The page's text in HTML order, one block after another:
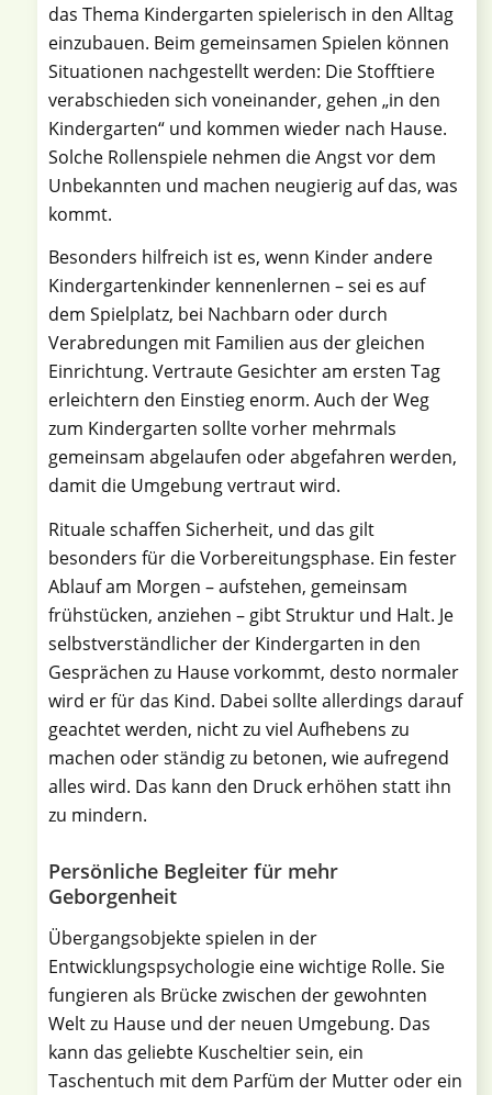
das Thema Kindergarten spielerisch in den Alltag
einzubauen. Beim gemeinsamen Spielen können
Situationen nachgestellt werden: Die Stofftiere
verabschieden sich voneinander, gehen „in den
Kindergarten“ und kommen wieder nach Hause.
Solche Rollenspiele nehmen die Angst vor dem
Unbekannten und machen neugierig auf das, was
kommt.
Besonders hilfreich ist es, wenn Kinder andere
Kindergartenkinder kennenlernen – sei es auf
dem Spielplatz, bei Nachbarn oder durch
Verabredungen mit Familien aus der gleichen
Einrichtung. Vertraute Gesichter am ersten Tag
erleichtern den Einstieg enorm. Auch der Weg
zum Kindergarten sollte vorher mehrmals
gemeinsam abgelaufen oder abgefahren werden,
damit die Umgebung vertraut wird.
Rituale schaffen Sicherheit, und das gilt
besonders für die Vorbereitungsphase. Ein fester
Ablauf am Morgen – aufstehen, gemeinsam
frühstücken, anziehen – gibt Struktur und Halt. Je
selbstverständlicher der Kindergarten in den
Gesprächen zu Hause vorkommt, desto normaler
wird er für das Kind. Dabei sollte allerdings darauf
geachtet werden, nicht zu viel Aufhebens zu
machen oder ständig zu betonen, wie aufregend
alles wird. Das kann den Druck erhöhen statt ihn
zu mindern.
Persönliche Begleiter für mehr
Geborgenheit
Übergangsobjekte spielen in der
Entwicklungspsychologie eine wichtige Rolle. Sie
fungieren als Brücke zwischen der gewohnten
Welt zu Hause und der neuen Umgebung. Das
kann das geliebte Kuscheltier sein, ein
Taschentuch mit dem Parfüm der Mutter oder ein